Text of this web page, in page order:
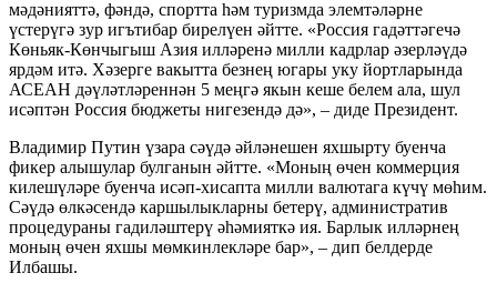
мәдәнияттә, фәндә, спортта һәм туризмда элемтәләрне
үстерүгә зур игътибар бирелүен әйтте. «Россия гадәттәгечә
Көньяк-Көнчыгыш Азия илләренә милли кадрлар әзерләүдә
ярдәм итә. Хәзерге вакытта безнең югары уку йортларында
АСЕАН дәүләтләреннән 5 меңгә якын кеше белем ала, шул
исәптән Россия бюджеты нигезендә дә», – диде Президент.
Владимир Путин үзара сәүдә әйләнешен яхшырту буенча
фикер алышулар булганын әйтте. «Моның өчен коммерция
килешүләре буенча исәп-хисапта милли валютага күчү мөһим.
Сәүдә өлкәсендә каршылыкларны бетерү, административ
процедураны гадиләштерү әһәмияткә ия. Барлык илләрнең
моның өчен яхшы мөмкинлекләре бар», – дип белдерде
Илбашы.